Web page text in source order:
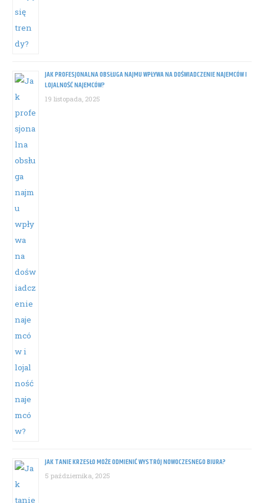
JAK PROFESJONALNA OBSŁUGA NAJMU WPŁYWA NA DOŚWIADCZENIE NAJEMCÓW I
LOJALNOŚĆ NAJEMCÓW?
19 listopada, 2025
JAK TANIE KRZESŁO MOŻE ODMIENIĆ WYSTRÓJ NOWOCZESNEGO BIURA?
5 października, 2025